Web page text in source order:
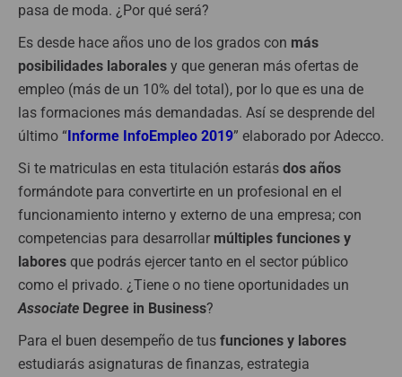
pasa de moda. ¿Por qué será?
Es desde hace años uno de los grados con más
posibilidades laborales y que generan más ofertas de
empleo (más de un 10% del total), por lo que es una de
las formaciones más demandadas. Así se desprende del
último “Informe InfoEmpleo 2019” elaborado por Adecco.
Si te matriculas en esta titulación estarás dos años
formándote para convertirte en un profesional en el
funcionamiento interno y externo de una empresa; con
competencias para desarrollar múltiples funciones y
labores que podrás ejercer tanto en el sector público
como el privado. ¿Tiene o no tiene oportunidades un
Associate Degree in Business?
Para el buen desempeño de tus funciones y labores
estudiarás asignaturas de finanzas, estrategia